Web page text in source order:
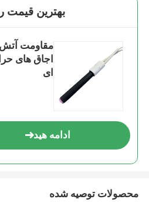
بهترين قيمت
مقاومت
اجاق های
ای
ادامه هید
محصولات توصیه شده